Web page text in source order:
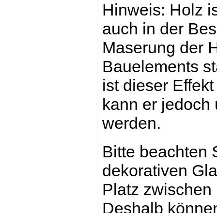
Hinweis: Holz
auch in der
Maserung der
Bauelements
ist dieser
kann er jedoch
werden.
Bitte beachten
dekorativen
Platz
Deshalb